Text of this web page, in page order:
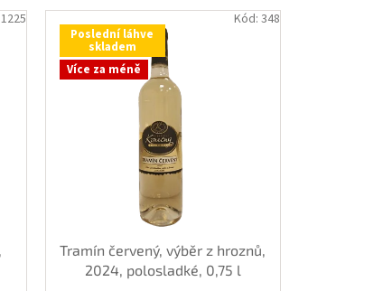
1225
Poslední láhve
skladem
Více za méně
Tramín červený, výběr z hroznů,
2024, polosladké, 0,75 l
Kód: 348